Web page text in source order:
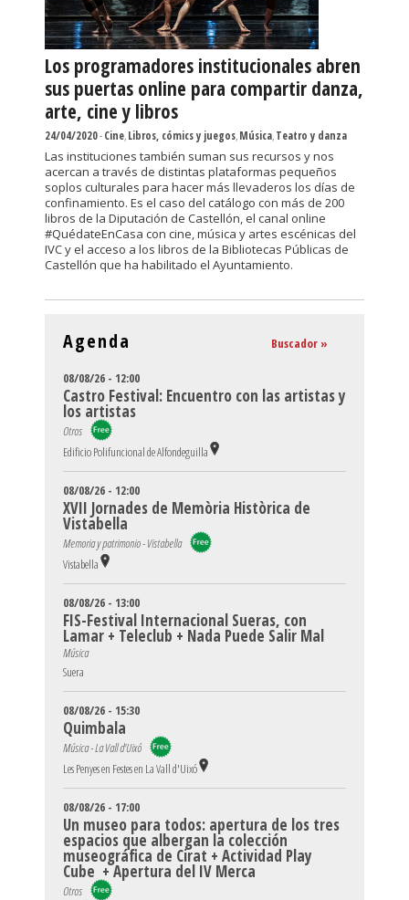
Los programadores institucionales abren
sus puertas online para compartir danza,
arte, cine y libros
24/04/2020-Cine,Libros, cómics y juegos,Música,Teatro y danza
Las instituciones también suman sus recursos y nos
acercan a través de distintas plataformas pequeños
soplos culturales para hacer más llevaderos los días de
confinamiento. Es el caso del catálogo con más de 200
libros de la Diputación de Castellón, el canal online
#QuédateEnCasa con cine, música y artes escénicas del
IVC y el acceso a los libros de la Bibliotecas Públicas de
Castellón que ha habilitado el Ayuntamiento.
Agenda Buscador »
08/08/26 - 12:00
Castro Festival: Encuentro con las artistas y
los artistas
Otros
Edificio Polifuncional de Alfondeguilla
08/08/26 - 12:00
XVII Jornades de Memòria Històrica de
Vistabella
Memoria y patrimonio - Vistabella
Vistabella
08/08/26 - 13:00
FIS-Festival Internacional Sueras, con
Lamar + Teleclub + Nada Puede Salir Mal
Música
Suera
08/08/26 - 15:30
Quimbala
Música - La Vall d'Uixó
Les Penyes en Festes en La Vall d'Uixó
08/08/26 - 17:00
Un museo para todos: apertura de los tres
espacios que albergan la colección
museográfica de Cirat + Actividad Play
Cube + Apertura del IV Merca
Otros